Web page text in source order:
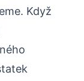
Když